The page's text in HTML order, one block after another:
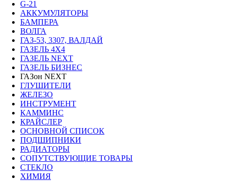
G-21
АККУМУЛЯТОРЫ
БАМПЕРА
ВОЛГА
ГАЗ-53, 3307, ВАЛДАЙ
ГАЗЕЛЬ 4Х4
ГАЗЕЛЬ NEXT
ГАЗЕЛЬ БИЗНЕС
ГАЗон NEXT
ГЛУШИТЕЛИ
ЖЕЛЕЗО
ИНСТРУМЕНТ
КАММИНС
КРАЙСЛЕР
ОСНОВНОЙ СПИСОК
ПОДШИПНИКИ
РАДИАТОРЫ
СОПУТСТВУЮЩИЕ ТОВАРЫ
СТЕКЛО
ХИМИЯ